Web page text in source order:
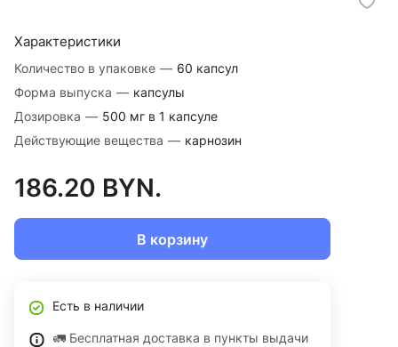
Характеристики
Количество в упаковке — 60 капсул
Форма выпуска — капсулы
Дозировка — 500 мг в 1 капсуле
Действующие вещества — карнозин
186.20 BYN.
В корзину
Есть в наличии
🚛 Бесплатная доставка в пункты выдачи